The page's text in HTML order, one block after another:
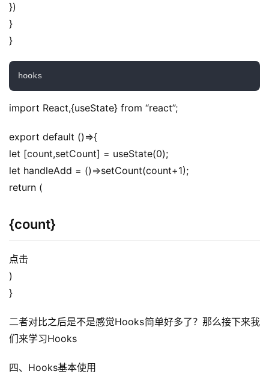
})
}
}
hooks
import React,{useState} from “react”;
export default ()=>{
let [count,setCount] = useState(0);
let handleAdd = ()=>setCount(count+1);
return (
{count}
点击
)
}
二者对比之后是不是感觉Hooks简单好多了？那么接下来我
们来学习Hooks
四、Hooks基本使用